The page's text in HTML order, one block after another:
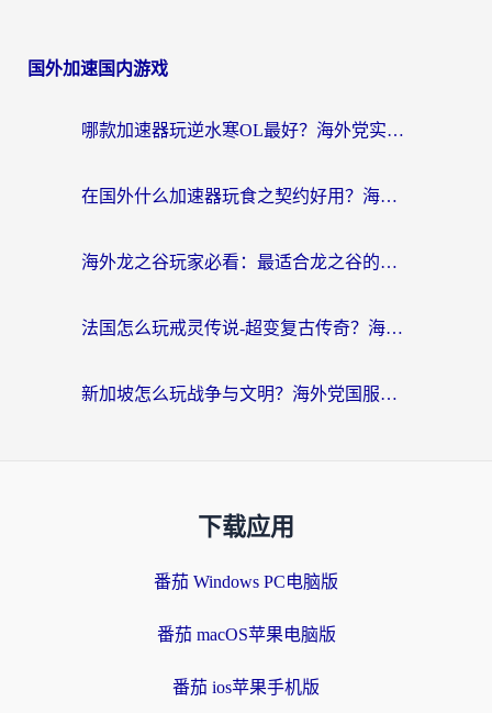
国外加速国内游戏
哪款加速器玩逆水寒OL最好？海外党实测后的终极选择指南
在国外什么加速器玩食之契约好用？海外党亲测有效的国服游戏加速指南
海外龙之谷玩家必看：最适合龙之谷的加速器，解决延迟卡顿还能畅玩幻书启示录和梦幻西游？
法国怎么玩戒灵传说-超变复古传奇？海外玩家国服游戏加速终极指南
新加坡怎么玩战争与文明？海外党国服游戏加速器终极避坑指南
下载应用
番茄 Windows PC电脑版
番茄 macOS苹果电脑版
番茄 ios苹果手机版